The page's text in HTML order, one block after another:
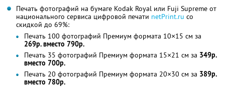
Печать фотографий на бумаге Kodak Royal или Fuji Supreme от
национального сервиса цифровой печати netPrint.ru со
скидкой до 69%:
Печать 100 фотографий Премиум формата 10×15 см за
269р. вместо 790р.
Печать 35 фотографий Премиум формата 15×21 см за 349р.
вместо 700р.
Печать 20 фотографий Премиум формата 20×30 см за 389р.
вместо 780р.